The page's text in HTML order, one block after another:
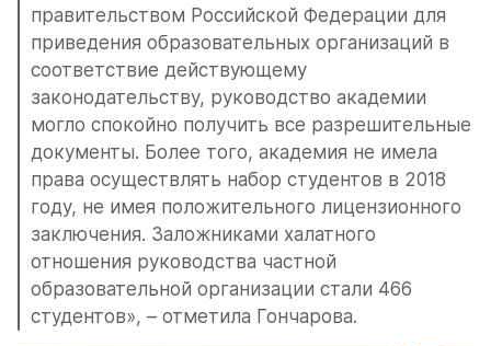
правительством Российской Федерации для
приведения образовательных организаций в
соответствие действующему
законодательству, руководство академии
могло спокойно получить все разрешительные
документы. Более того, академия не имела
права осуществлять набор студентов в 2018
году, не имея положительного лицензионного
заключения. Заложниками халатного
отношения руководства частной
образовательной организации стали 466
студентов», – отметила Гончарова.